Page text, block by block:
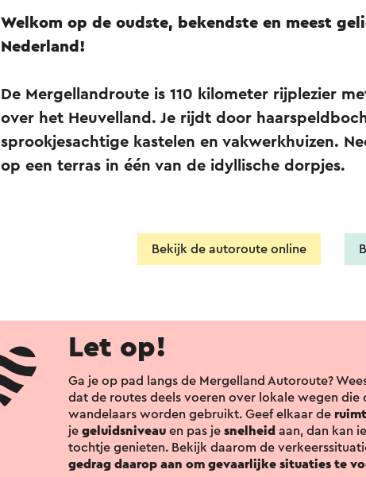
Welkom op de oudste, bekendste en meest
Nederland!
De Mergellandroute is 110 kilometer rijplezier
over het Heuvelland. Je rijdt door
sprookjesachtige kastelen en vakwerkhuizen.
op een terras in één van de idyllische dorpjes.
Bekijk de autoroute online
Let op!
Ga je op pad langs de Mergelland Autoroute?
dat de routes deels voeren over lokale wegen die
wandelaars worden gebruikt. Geef elkaar de
je geluidsniveau en pas je snelheid aan, dan kan
tochtje genieten. Bekijk daarom de
gedrag daarop aan om gevaarlijke situaties te